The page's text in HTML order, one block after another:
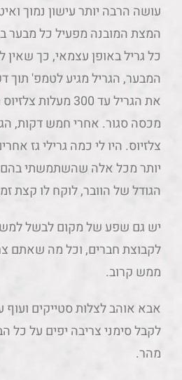
עושה הרבה יותר עישון נמוך
המצת המובנה מפעיל כל מבער
כל גריל באופן עצמאי, כך
המבער, הגריל מגיע לטמפ' תוך
יותר מכל אלה שהשתמשתי
הגודל של הוובר, לוקח לו קצת
יש גם שפע של מקום לבשל
לקבוצת חברים, וכל מה שאתם
ממש קרוב.
אבא אוהב לצלות סטייקים ועוף
לקבל סימני צריבה יפים על כל
מהר.